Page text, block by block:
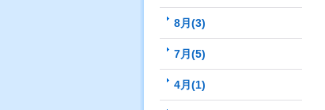
8月(3)
7月(5)
4月(1)